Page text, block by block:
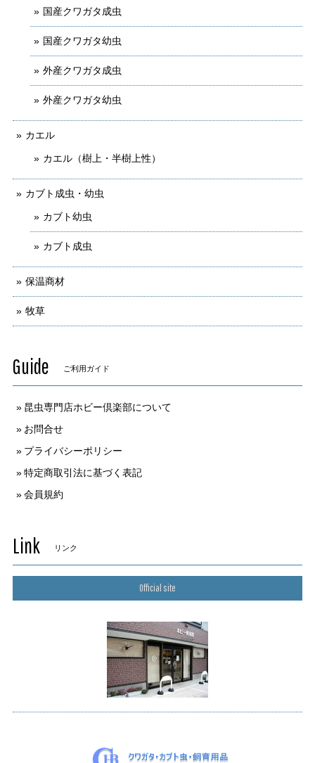
国産クワガタ成虫
国産クワガタ幼虫
外産クワガタ成虫
外産クワガタ幼虫
カエル
カエル（樹上・半樹上性）
カブト成虫・幼虫
カブト幼虫
カブト成虫
保温商材
牧草
Guide ご利用ガイド
昆虫専門店ホビー倶楽部について
お問合せ
プライバシーポリシー
特定商取引法に基づく表記
会員規約
Link リンク
Official site